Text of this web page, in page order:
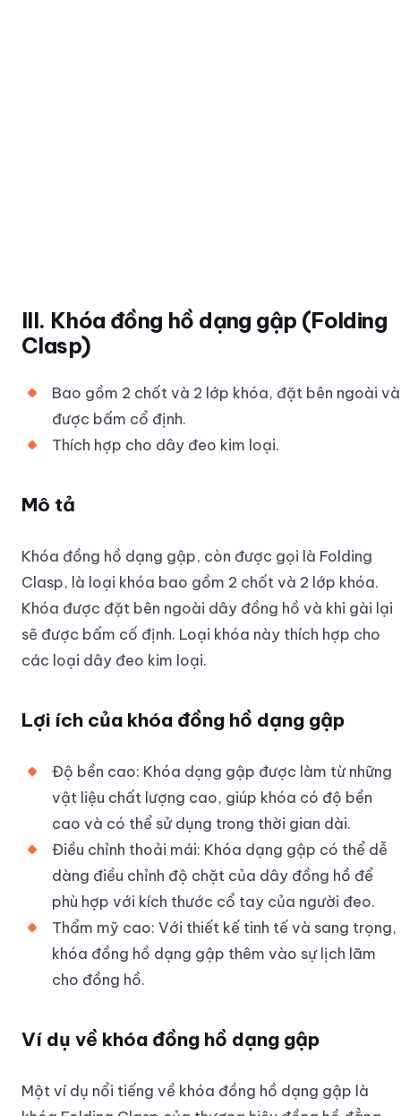
III. Khóa đồng hồ dạng gập (Folding
Clasp)
Bao gồm 2 chốt và 2 lớp khóa, đặt bên ngoài và
được bấm cổ định.
Thích hợp cho dây đeo kim loại.
Mô tả
Khóa đồng hồ dạng gập, còn được gọi là Folding
Clasp, là loại khóa bao gồm 2 chốt và 2 lớp khóa.
Khóa được đặt bên ngoài dây đồng hồ và khi gài lại
sẽ được bấm cố định. Loại khóa này thích hợp cho
các loại dây đeo kim loại.
Lợi ích của khóa đồng hồ dạng gập
Độ bền cao: Khóa dạng gập được làm từ những
vật liệu chất lượng cao, giúp khóa có độ bền
cao và có thể sử dụng trong thời gian dài.
Điều chỉnh thoải mái: Khóa dạng gập có thể dễ
dàng điều chỉnh độ chặt của dây đồng hồ để
phù hợp với kích thước cổ tay của người đeo.
Thẩm mỹ cao: Với thiết kế tinh tế và sang trọng,
khóa đồng hồ dạng gập thêm vào sự lịch lãm
cho đồng hồ.
Ví dụ về khóa đồng hồ dạng gập
Một ví dụ nổi tiếng về khóa đồng hồ dạng gập là